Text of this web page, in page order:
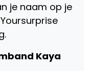
je naam op je
Kaya